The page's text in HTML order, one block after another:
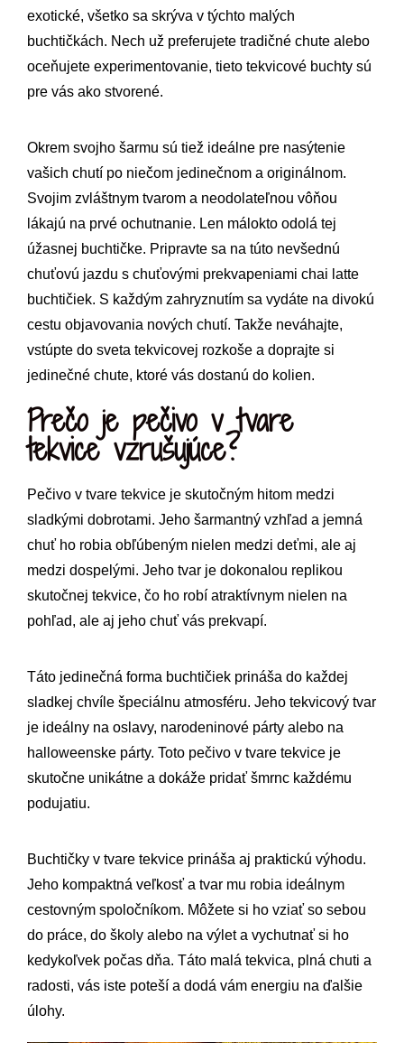
exotické, všetko sa skrýva v týchto malých
buchtičkách. Nech už preferujete tradičné chute alebo
oceňujete experimentovanie, tieto tekvicové buchty sú
pre vás ako stvorené.
Okrem svojho šarmu sú tiež ideálne pre nasýtenie
vašich chutí po niečom jedinečnom a originálnom.
Svojim zvláštnym tvarom a neodolateľnou vôňou
lákajú na prvé ochutnanie. Len málokto odolá tej
úžasnej buchtičke. Pripravte sa na túto nevšednú
chuťovú jazdu s chuťovými prekvapeniami chai latte
buchtičiek. S každým zahryznutím sa vydáte na divokú
cestu objavovania nových chutí. Takže neváhajte,
vstúpte do sveta tekvicovej rozkoše a doprajte si
jedinečné chute, ktoré vás dostanú do kolien.
Prečo je pečivo v tvare
tekvice vzrušujúce?
Pečivo v tvare tekvice je skutočným hitom medzi
sladkými dobrotami. Jeho šarmantný vzhľad a jemná
chuť ho robia obľúbeným nielen medzi deťmi, ale aj
medzi dospelými. Jeho tvar je dokonalou replikou
skutočnej tekvice, čo ho robí atraktívnym nielen na
pohľad, ale aj jeho chuť vás prekvapí.
Táto jedinečná forma buchtičiek prináša do každej
sladkej chvíle špeciálnu atmosféru. Jeho tekvicový tvar
je ideálny na oslavy, narodeninové párty alebo na
halloweenske párty. Toto pečivo v tvare tekvice je
skutočne unikátne a dokáže pridať šmrnc každému
podujatiu.
Buchtičky v tvare tekvice prináša aj praktickú výhodu.
Jeho kompaktná veľkosť a tvar mu robia ideálnym
cestovným spoločníkom. Môžete si ho vziať so sebou
do práce, do školy alebo na výlet a vychutnať si ho
kedykoľvek počas dňa. Táto malá tekvica, plná chuti a
radosti, vás iste poteší a dodá vám energiu na ďalšie
úlohy.